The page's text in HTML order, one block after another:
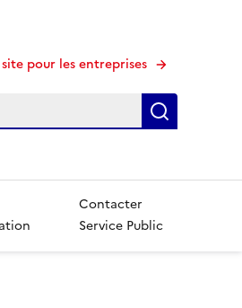
pour les entreprises
Contacter
Service Public